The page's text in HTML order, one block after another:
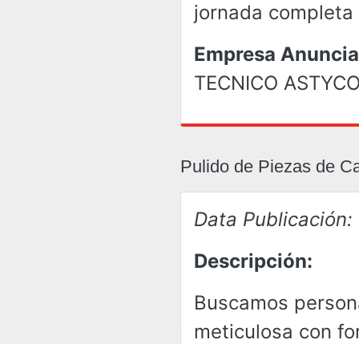
jornada
Empresa
TECNICO
Pulido de Piezas de
Data Publicación:
Descripción:
Buscamos
meticulosa con